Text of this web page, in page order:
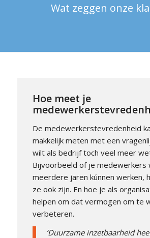
Wat zeggen onze
Hoe meet je
De medewerkerstevredenheid
makkelijk meten met een
wilt als bedrijf toch veel meer
Bijvoorbeeld of je medewerkers
meerdere jaren kúnnen werken,
ze ook zijn. En hoe je als
helpen om dat vermogen om te
verbeteren.
‘Duurzame inzetbaarheid